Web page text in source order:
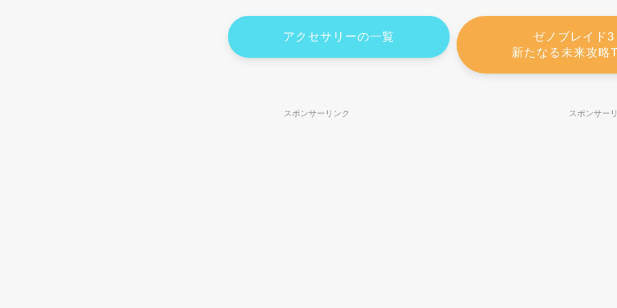
アクセサリーの一覧
ゼノブレイド3
新たなる未来攻略
スポンサーリンク スポンサー